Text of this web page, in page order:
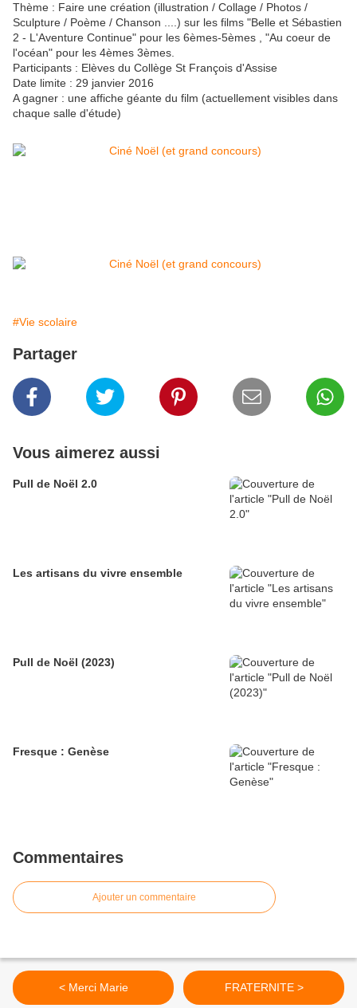
Thème : Faire une création (illustration / Collage / Photos /
Sculpture / Poème / Chanson ....) sur les films "Belle et Sébastien
2 - L'Aventure Continue" pour les 6èmes-5èmes , "Au coeur de
l'océan" pour les 4èmes 3èmes.
Participants : Elèves du Collège St François d'Assise
Date limite : 29 janvier 2016
A gagner : une affiche géante du film (actuellement visibles dans
chaque salle d'étude)
#Vie scolaire
Partager
Vous aimerez aussi
Pull de Noël 2.0
Les artisans du vivre ensemble
Pull de Noël (2023)
Fresque : Genèse
Commentaires
Ajouter un commentaire
< Merci Marie FRATERNITE >